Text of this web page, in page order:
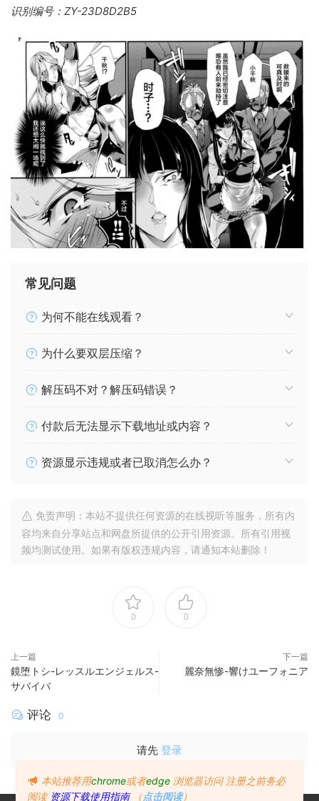
识别编号：ZY-23D8D2B5
常见问题
为何不能在线观看？
为什么要双层压缩？
解压码不对？解压码错误？
付款后无法显示下载地址或内容？
资源显示违规或者已取消怎么办？
免责声明：本站不提供任何资源的在线视听等服务，所有内
容均来自分享站点和网盘所提供的公开引用资源。所有引用视
频均测试使用。如果有版权违规内容，请通知本站删除！
0 0
上一篇
鏡堕トシ-レッスルエンジェルス-
サバイバ
下一篇
麗奈無惨-響けユーフォニア
评论 0
请先 登录
本站推荐用chrome或者edge 浏览器访问 注册之前务必
阅读 资源下载使用指南 （点击阅读）